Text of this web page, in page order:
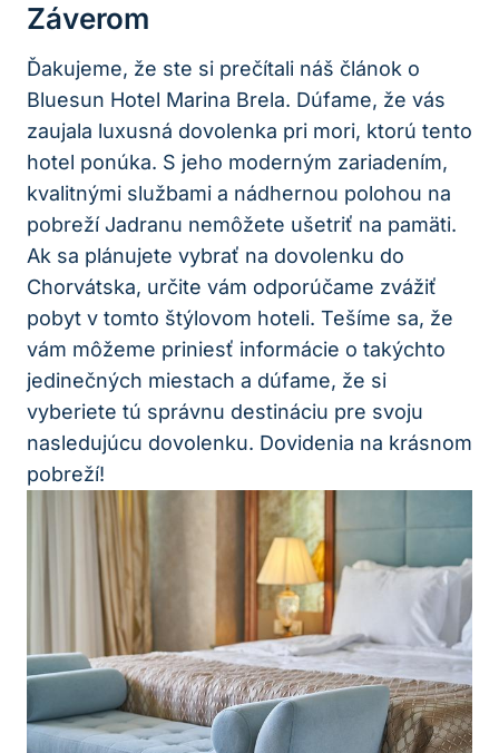
Záverom
Ďakujeme, že ste si prečítali náš článok o
Bluesun Hotel Marina Brela. Dúfame, že vás
zaujala luxusná dovolenka pri mori, ktorú tento
hotel ponúka. S jeho moderným zariadením,
kvalitnými službami a nádhernou polohou na
pobreží Jadranu nemôžete ušetriť na pamäti.
Ak sa plánujete vybrať na dovolenku do
Chorvátska, určite vám odporúčame zvážiť
pobyt v tomto štýlovom hoteli. Tešíme sa, že
vám môžeme priniesť informácie o takýchto
jedinečných miestach a dúfame, že si
vyberiete tú správnu destináciu pre svoju
nasledujúcu dovolenku. Dovidenia na krásnom
pobreží!